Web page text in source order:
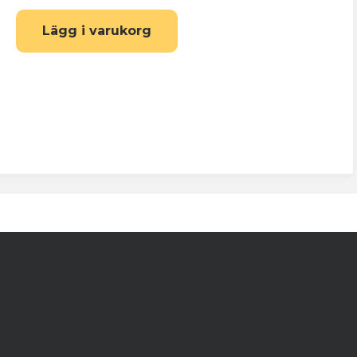
och minst en
Lägg i varukorg